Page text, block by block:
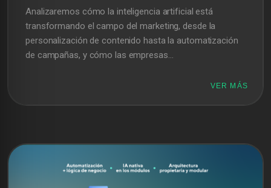
Analizaremos cómo la inteligencia artificial está
transformando el campo del marketing, desde la
personalización de contenido hasta la automatización
de campañas, y cómo las empresas...
VER MÁS